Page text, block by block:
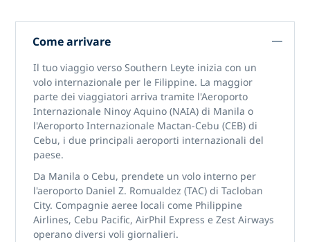
Come arrivare
Il tuo viaggio verso Southern Leyte inizia con un
volo internazionale per le Filippine. La maggior
parte dei viaggiatori arriva tramite l'Aeroporto
Internazionale Ninoy Aquino (NAIA) di Manila o
l'Aeroporto Internazionale Mactan-Cebu (CEB) di
Cebu, i due principali aeroporti internazionali del
paese.
Da Manila o Cebu, prendete un volo interno per
l'aeroporto Daniel Z. Romualdez (TAC) di Tacloban
City. Compagnie aeree locali come Philippine
Airlines, Cebu Pacific, AirPhil Express e Zest Airways
operano diversi voli giornalieri.